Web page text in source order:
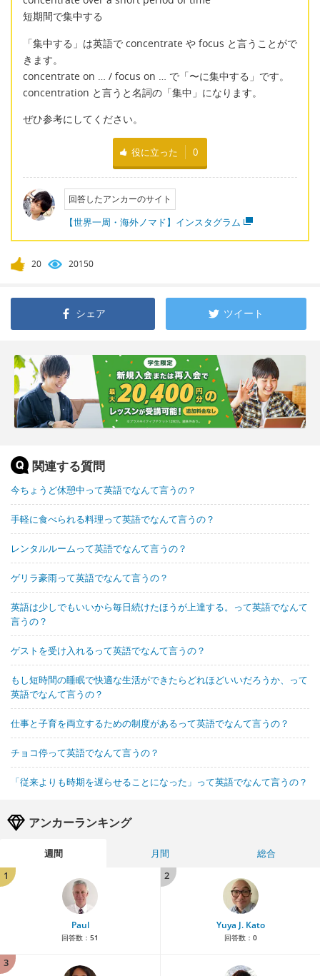
短期間で集中する
「集中する」は英語で concentrate や focus と言うことがで
きます。
concentrate on … / focus on … で「〜に集中する」です。
concentration と言うと名詞の「集中」になります。
ぜひ参考にしてください。
役に立った 0
回答したアンカーのサイト
【世界一周・海外ノマド】インスタグラム
20 20150
シェア ツイート
関連する質問
今ちょうど休憩中って英語でなんて言うの？
手軽に食べられる料理って英語でなんて言うの？
レンタルルームって英語でなんて言うの？
ゲリラ豪雨って英語でなんて言うの？
英語は少しでもいいから毎日続けたほうが上達する。って英語でなんて
言うの？
ゲストを受け入れるって英語でなんて言うの？
もし短時間の睡眠で快適な生活ができたらどれほどいいだろうか、って
英語でなんて言うの？
仕事と子育を両立するための制度があるって英語でなんて言うの？
チョコ停って英語でなんて言うの？
「従来よりも時期を遅らせることになった」って英語でなんて言うの？
アンカーランキング
週間 月間
総合
1
Paul
回答数： 51
2
Yuya J. Kato
回答数： 0
3